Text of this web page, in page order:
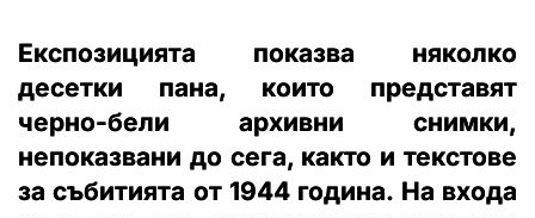
Експозицията показва няколко
десетки пана, които представят
черно-бели архивни снимки,
непоказвани до сега, както и текстове
за събитията от 1944 година. На входа